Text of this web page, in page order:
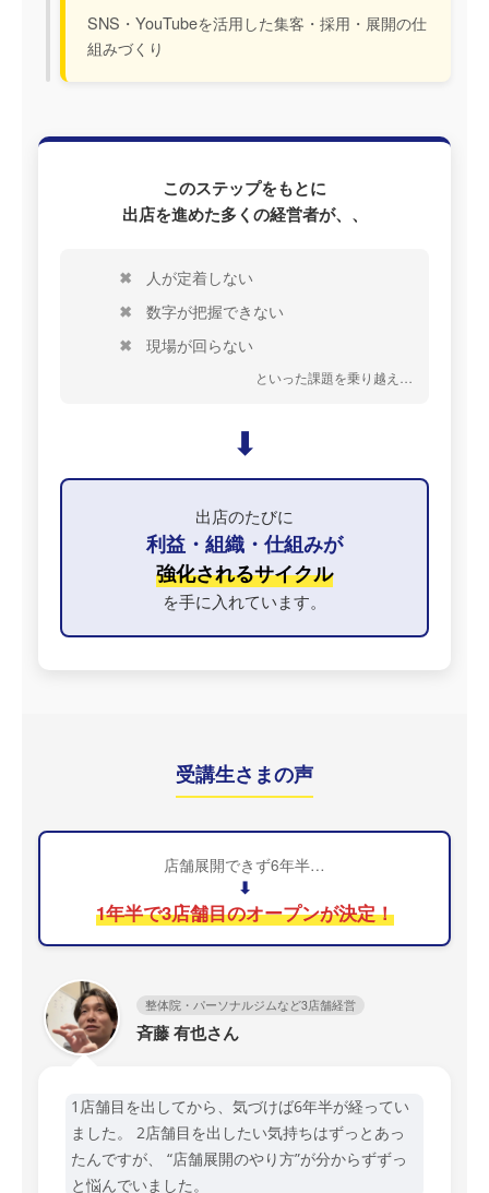
SNS・YouTubeを活用した集客・採用・展開の仕
組みづくり
このステップをもとに
出店を進めた多くの経営者が、、
人が定着しない
数字が把握できない
現場が回らない
といった課題を乗り越え…
⬇
出店のたびに
利益・組織・仕組みが
強化されるサイクル
を手に入れています。
受講生さまの声
店舗展開できず6年半…
⬇
1年半で3店舗目のオープンが決定！
整体院・パーソナルジムなど3店舗経営
斉藤 有也さん
1店舗目を出してから、気づけば6年半が経ってい
ました。 2店舗目を出したい気持ちはずっとあっ
たんですが、 “店舗展開のやり方”が分からずずっ
と悩んでいました。